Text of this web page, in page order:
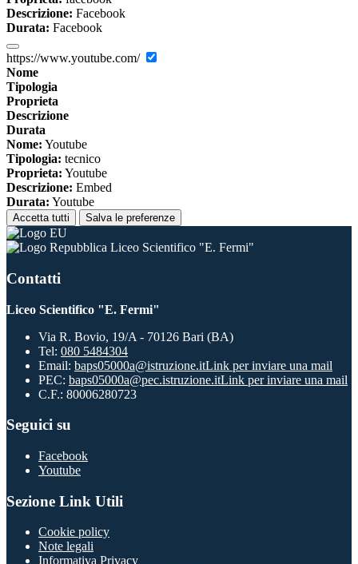
Descrizione: Facebook
Durata: Facebook
https://www.youtube.com/
Nome
Tipologia
Proprieta
Descrizione
Durata
Nome: Youtube
Tipologia: tecnico
Proprieta: Youtube
Descrizione: Embed
Durata: Youtube
Accetta tutti Salva le preferenze
Liceo Scientifico "E. Fermi"
Contatti
Liceo Scientifico "E. Fermi"
Via R. Bovio, 19/A - 70126 Bari (BA)
Tel: 080 5484304
Email: baps05000a@istruzione.itLink per inviare una mail
PEC: baps05000a@pec.istruzione.itLink per inviare una mail
C.F.: 80006280723
Seguici su
Facebook
Youtube
Sezione Link Utili
Cookie policy
Note legali
Informativa Privacy